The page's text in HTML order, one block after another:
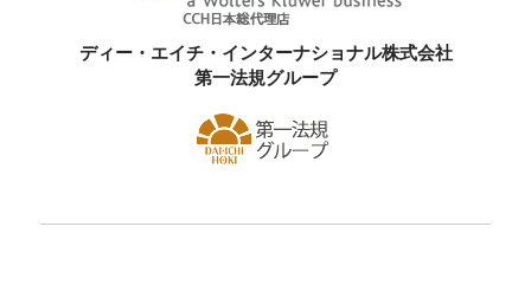
ディー・エイチ・インターナショナル株式会社
第一法規グループ